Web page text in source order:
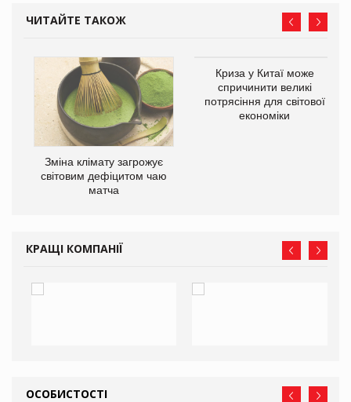
ЧИТАЙТЕ ТАКОЖ
Зміна клімату загрожує
світовим дефіцитом чаю
матча
Криза у Китаї може
спричинити великі
потрясіння для світової
економіки
КРАЩІ КОМПАНІЇ
ОСОБИСТОСТІ